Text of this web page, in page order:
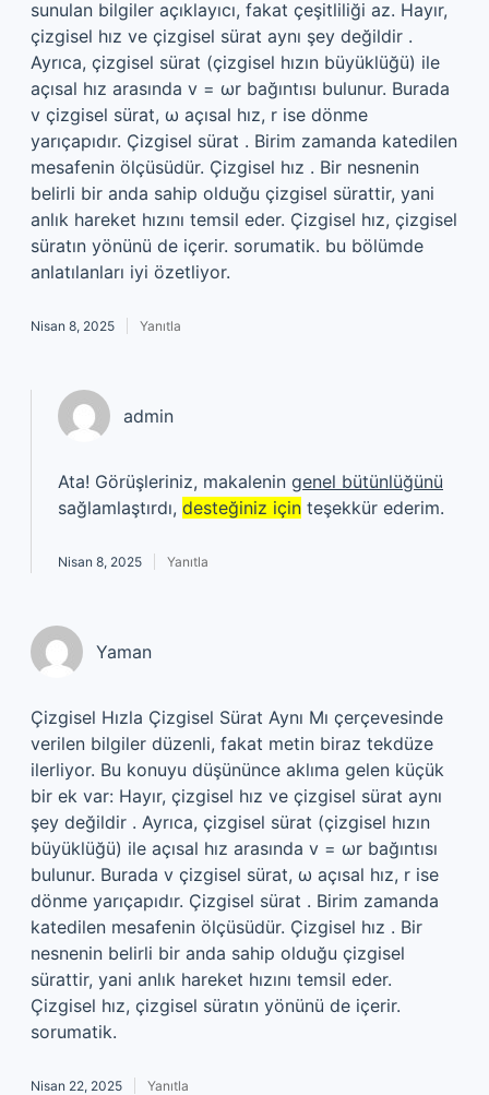
sunulan bilgiler açıklayıcı, fakat çeşitliliği az. Hayır,
çizgisel hız ve çizgisel sürat aynı şey değildir .
Ayrıca, çizgisel sürat (çizgisel hızın büyüklüğü) ile
açısal hız arasında v = ωr bağıntısı bulunur. Burada
v çizgisel sürat, ω açısal hız, r ise dönme
yarıçapıdır. Çizgisel sürat . Birim zamanda katedilen
mesafenin ölçüsüdür. Çizgisel hız . Bir nesnenin
belirli bir anda sahip olduğu çizgisel sürattir, yani
anlık hareket hızını temsil eder. Çizgisel hız, çizgisel
süratın yönünü de içerir. sorumatik. bu bölümde
anlatılanları iyi özetliyor.
Nisan 8, 2025 Yanıtla
admin
Ata! Görüşleriniz, makalenin genel bütünlüğünü
sağlamlaştırdı, desteğiniz için teşekkür ederim.
Nisan 8, 2025 Yanıtla
Yaman
Çizgisel Hızla Çizgisel Sürat Aynı Mı çerçevesinde
verilen bilgiler düzenli, fakat metin biraz tekdüze
ilerliyor. Bu konuyu düşününce aklıma gelen küçük
bir ek var: Hayır, çizgisel hız ve çizgisel sürat aynı
şey değildir . Ayrıca, çizgisel sürat (çizgisel hızın
büyüklüğü) ile açısal hız arasında v = ωr bağıntısı
bulunur. Burada v çizgisel sürat, ω açısal hız, r ise
dönme yarıçapıdır. Çizgisel sürat . Birim zamanda
katedilen mesafenin ölçüsüdür. Çizgisel hız . Bir
nesnenin belirli bir anda sahip olduğu çizgisel
sürattir, yani anlık hareket hızını temsil eder.
Çizgisel hız, çizgisel süratın yönünü de içerir.
sorumatik.
Nisan 22, 2025 Yanıtla